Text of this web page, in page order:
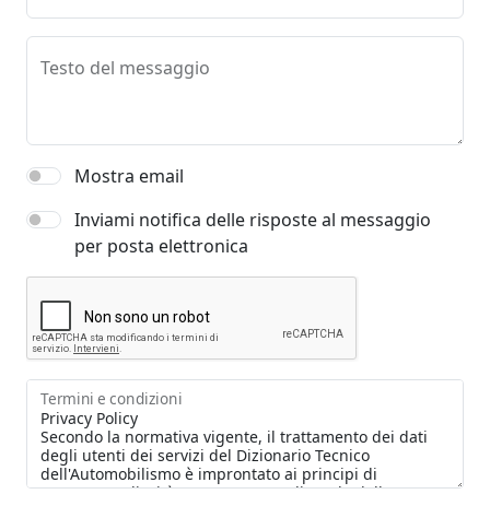
Testo del messaggio
Mostra email
Inviami notifica delle risposte al messaggio
per posta elettronica
Termini e condizioni